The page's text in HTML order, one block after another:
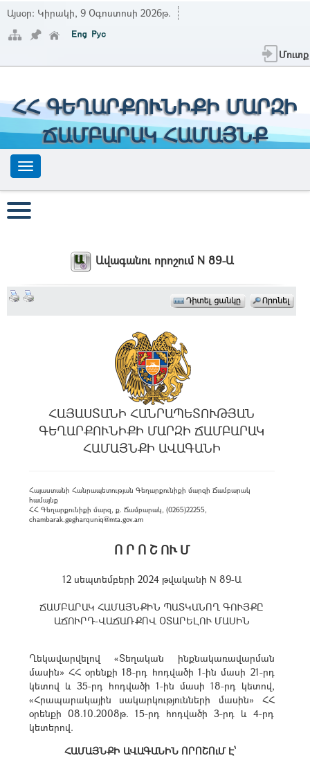
Այսօր: Կիրակի, 9 Օգոստոսի 2026թ.
Մուտք
ՀՀ ԳԵՂԱՐՔՈՒՆԻՔԻ ՄԱՐԶԻ
ՃԱՄԲԱՐԱԿ ՀԱՄԱՅՆՔ
Ավագանու որոշում N 89-Ա
ՀԱՅԱՍՏԱՆԻ ՀԱՆՐԱՊԵՏՈՒԹՅԱՆ
ԳԵՂԱՐՔՈՒՆԻՔԻ ՄԱՐԶԻ ՃԱՄԲԱՐԱԿ
ՀԱՄԱՅՆՔԻ ԱՎԱԳԱՆԻ
Հայաստանի Հանրապետության Գեղարքունիքի մարզի Ճամբարակ
համայնք
ՀՀ Գեղարքունիքի մարզ, ք. Ճամբարակ, (0265)22255,
chambarak.gegharquniq@mta.gov.am
Ո Ր Ո Շ ՈՒ Մ
12 սեպտեմբերի 2024 թվականի N 89-Ա
ՃԱՄԲԱՐԱԿ ՀԱՄԱՅՆՔԻՆ ՊԱՏԿԱՆՈՂ ԳՈՒՅՔԸ
ԱՃՈՒՐԴ-ՎԱՃԱՌՔՈՎ ՕՏԱՐԵԼՈՒ ՄԱՍԻՆ
Ղեկավարվելով «Տեղական ինքնակառավարման
մասին» ՀՀ օրենքի 18-րդ հոդվածի 1-ին մասի 21-րդ
կետով և 35-րդ հոդվածի 1-ին մասի 18-րդ կետով,
«Հրապարակային սակարկությունների մասին» ՀՀ
օրենքի 08.10.2008թ. 15-րդ հոդվածի 3-րդ և 4-րդ
կետերով.
ՀԱՄԱՅՆՔԻ ԱՎԱԳԱՆԻՆ ՈՐՈՇՈւՄ Է՝